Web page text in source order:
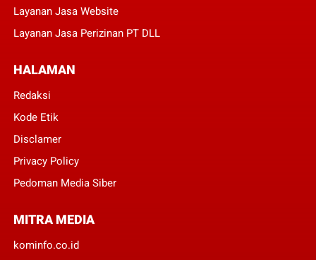
Layanan Jasa Website
Layanan Jasa Perizinan PT DLL
HALAMAN
Redaksi
Kode Etik
Disclamer
Privacy Policy
Pedoman Media Siber
MITRA MEDIA
kominfo.co.id